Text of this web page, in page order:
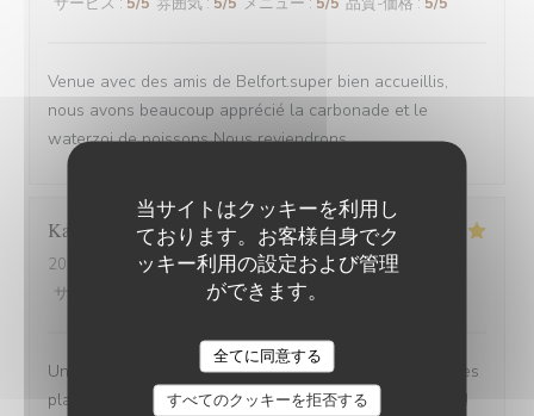
当サイトはクッキーを利用し
ております。お客様自身でク
ッキー利用の設定および管理
ができます。
全てに同意する
すべてのクッキーを拒否する
Venue avec des amis de Belfort.super bien accueillis,
nous avons beaucoup apprécié la carbonade et le
waterzoi de poissons Nous reviendrons
Karine
2025-08-30
- 21:15 - ゲスト 4
サービス
:5/5 メニュー:
Une adresse a absolument découvrir ! Une ambiance,des
plats tous délicieux,un personnel attentionné et réactif !!